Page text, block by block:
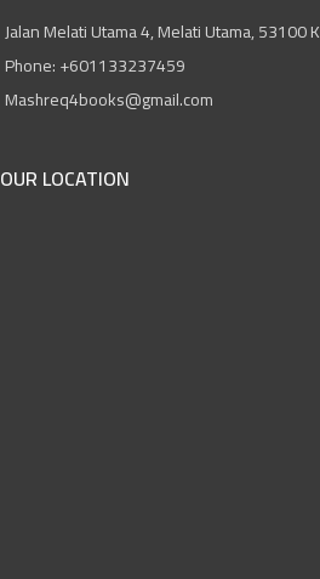
Jalan Melati Utama 4, Melati Utama, 53100
Phone: +601133237459
Mashreq4books@gmail.com
OUR LOCATION